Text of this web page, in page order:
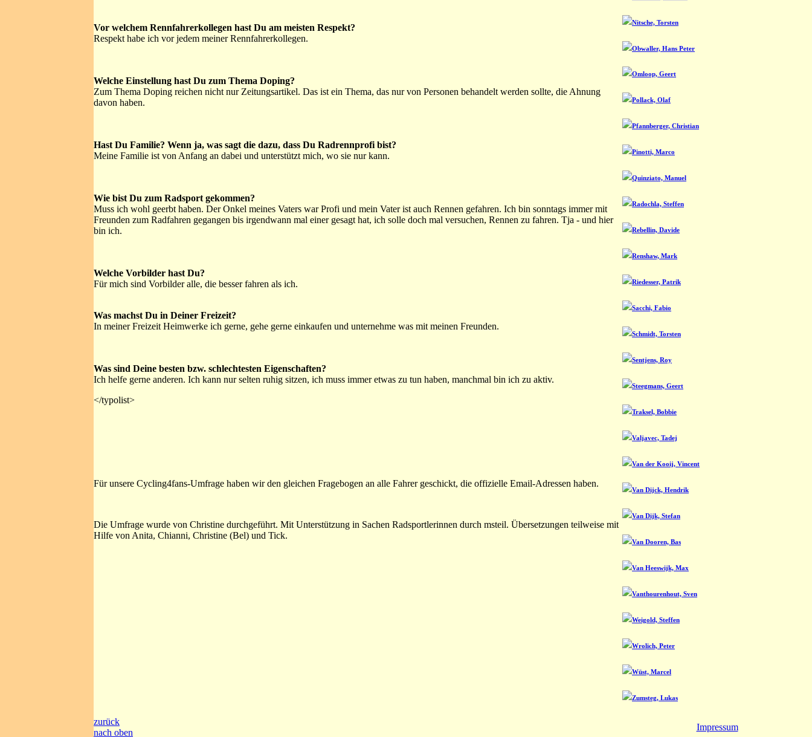
Vor welchem Rennfahrerkollegen hast Du am meisten Respekt?
Respekt habe ich vor jedem meiner Rennfahrerkollegen.
Welche Einstellung hast Du zum Thema Doping?
Zum Thema Doping reichen nicht nur Zeitungsartikel. Das ist ein Thema, das nur von Personen behandelt werden sollte, die Ahnung
davon haben.
Hast Du Familie? Wenn ja, was sagt die dazu, dass Du Radrennprofi bist?
Meine Familie ist von Anfang an dabei und unterstützt mich, wo sie nur kann.
Wie bist Du zum Radsport gekommen?
Muss ich wohl geerbt haben. Der Onkel meines Vaters war Profi und mein Vater ist auch Rennen gefahren. Ich bin sonntags immer mit
Freunden zum Radfahren gegangen bis irgendwann mal einer gesagt hat, ich solle doch mal versuchen, Rennen zu fahren. Tja - und hier
bin ich.
Welche Vorbilder hast Du?
Für mich sind Vorbilder alle, die besser fahren als ich.
Was machst Du in Deiner Freizeit?
In meiner Freizeit Heimwerke ich gerne, gehe gerne einkaufen und unternehme was mit meinen Freunden.
Was sind Deine besten bzw. schlechtesten Eigenschaften?
Ich helfe gerne anderen. Ich kann nur selten ruhig sitzen, ich muss immer etwas zu tun haben, manchmal bin ich zu aktiv.
</typolist>
Für unsere Cycling4fans-Umfrage haben wir den gleichen Fragebogen an alle Fahrer geschickt, die offizielle Email-Adressen haben.
Die Umfrage wurde von Christine durchgeführt. Mit Unterstützung in Sachen Radsportlerinnen durch msteil. Übersetzungen teilweise mit
Hilfe von Anita, Chianni, Christine (Bel) und Tick.
Nitsche, Torsten
Obwaller, Hans Peter
Omloop, Geert
Pollack, Olaf
Pfannberger, Christian
Pinotti, Marco
Quinziato, Manuel
Radochla, Steffen
Rebellin, Davide
Renshaw, Mark
Riedesser, Patrik
Sacchi, Fabio
Schmidt, Torsten
Sentjens, Roy
Steegmans, Geert
Traksel, Bobbie
Valjavec, Tadej
Van der Kooij, Vincent
Van Dijck, Hendrik
Van Dijk, Stefan
Van Dooren, Bas
Van Heeswijk, Max
Vanthourenhout, Sven
Weigold, Steffen
Wrolich, Peter
Wüst, Marcel
Zumsteg, Lukas
zurück
nach oben
Impressum